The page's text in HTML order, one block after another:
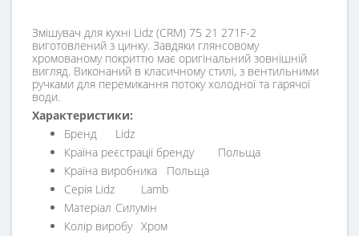
Змішувач для кухні Lidz (CRM) 75 21 271F-2
виготовлений з цинку. Завдяки глянсовому
хромованому покриттю має оригінальний зовнішній
вигляд. Виконаний в класичному стилі, з вентильними
ручками для перемикання потоку холодної та гарячої
води.
Характеристики:
Бренд
Lidz
Країна реєстрації бренду
Польща
Країна виробника
Польща
Серія Lidz
Lamb
Матеріал Силумін
Колір виробу Хром